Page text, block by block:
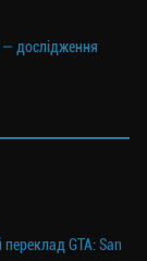
— дослідження
GTA: San